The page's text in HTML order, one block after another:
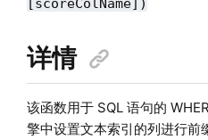
详情
该函数用于 SQL 语句的
擎中设置文本索引的列进行前